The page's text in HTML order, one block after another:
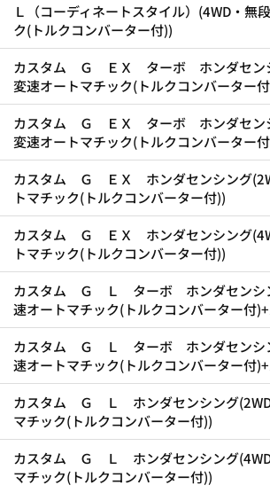
Ｌ（コーディネートスタイル）(4WD・無
ク(トルクコンバーター付))
カスタム Ｇ ＥＸ ターボ ホンダセン
変速オートマチック(トルクコンバーター
カスタム Ｇ ＥＸ ターボ ホンダセン
変速オートマチック(トルクコンバーター
カスタム Ｇ ＥＸ ホンダセンシング
トマチック(トルクコンバーター付))
カスタム Ｇ ＥＸ ホンダセンシング
トマチック(トルクコンバーター付))
カスタム Ｇ Ｌ ターボ ホンダセンシ
速オートマチック(トルクコンバーター付
カスタム Ｇ Ｌ ターボ ホンダセンシ
速オートマチック(トルクコンバーター付
カスタム Ｇ Ｌ ホンダセンシング(2WD
マチック(トルクコンバーター付))
カスタム Ｇ Ｌ ホンダセンシング(4WD
マチック(トルクコンバーター付))